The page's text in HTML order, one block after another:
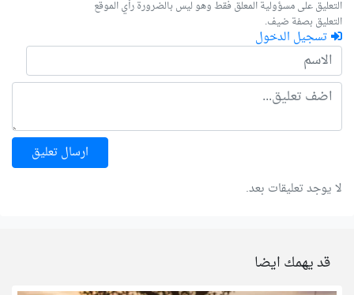
التعليق على مسؤولية المعلق فقط وهو ليس بالضرورة رأي الموقع
التعليق بصفة ضيف.
تسجيل الدخول
ارسال تعليق
لا يوجد تعليقات بعد.
قد يهمك ايضا